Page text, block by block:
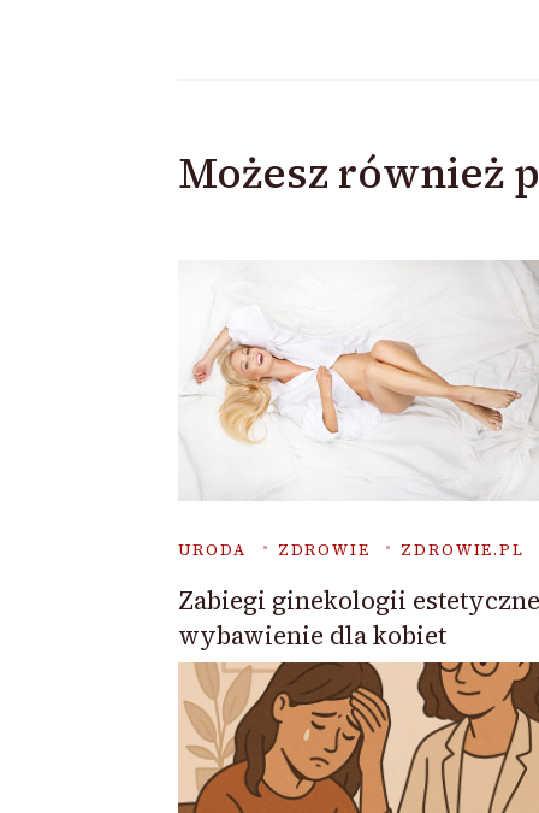
Możesz również
URODA ZDROWIE ZDROWIE.PL
Zabiegi ginekologii
wybawienie dla kobiet